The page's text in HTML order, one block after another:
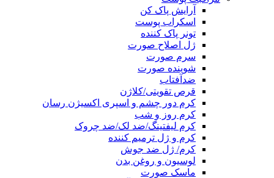
آرایش پاک کن
اسکراب پوست
تونر پاک کننده
ژل اصلاح صورت
سرم صورت
شوینده صورت
ضدآفتاب
قرص تقویتی/کلاژن
کرم دور چشم و اسپری اکسیژن رسان
کرم روز و شب
کرم لیفتینگ/ضد لک/ضد چروک
کرم و ژل ترمیم کننده
کرم/ ژل ضد جوش
لوسیون و روغن بدن
ماسک صورت